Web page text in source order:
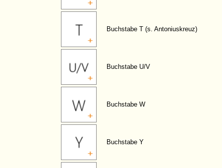
Buchstabe T (s. Antoniuskreuz)
Buchstabe U/V
Buchstabe W
Buchstabe Y